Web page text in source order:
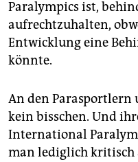
Paralympics ist,
aufrechtzuhalten,
Entwicklung eine
könnte.
An den
kein bisschen. Und
International
man lediglich kritisch